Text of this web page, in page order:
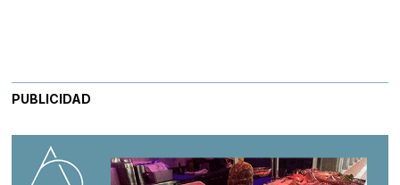
PUBLICIDAD